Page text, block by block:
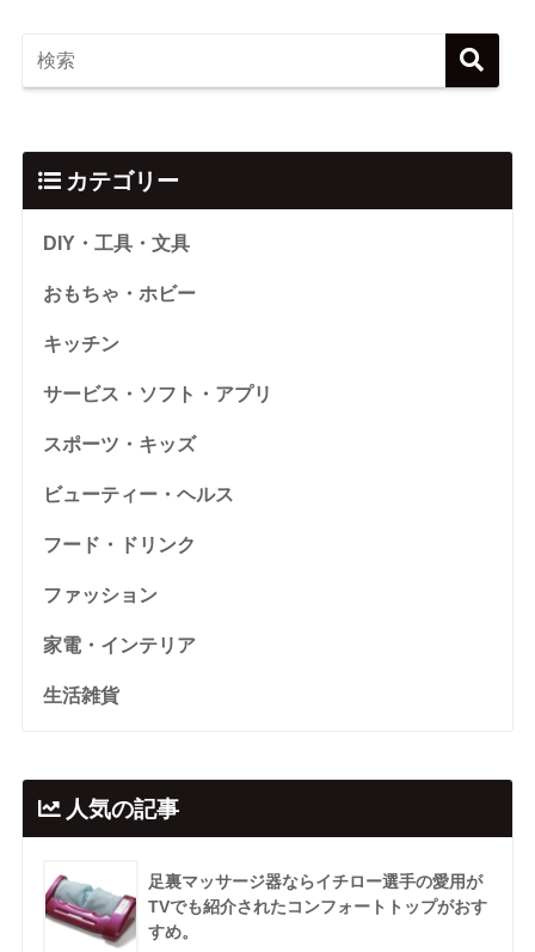
カテゴリー
DIY・工具・文具
おもちゃ・ホビー
キッチン
サービス・ソフト・アプリ
スポーツ・キッズ
ビューティー・ヘルス
フード・ドリンク
ファッション
家電・インテリア
生活雑貨
人気の記事
足裏マッサージ器ならイチロー選手の愛用が
TVでも紹介されたコンフォートトップがおす
すめ。